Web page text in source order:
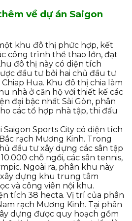
về dự án Saigon
khu đô thị phức hợp, kết
công trình thể thao lớn, đạt
đô thị này có diện tích
đầu tư bởi hai chủ đầu tư
Hua. Khu đô thị chia làm
nhà ở căn hộ với thiết kế các
đại bậc nhất Sài Gòn, phân
các tổ hợp nhà tập, thi đấu
Sports City có diện tích
rạch Mương Kinh. Trong
đầu tư xây dựng các sân tập
chỗ ngồi, các sân tennis,
Ngoài ra, phân khu này
dựng khu trung tâm
và công viên nội khu.
tích 38 hecta. Vị trí của phân
rạch Mương Kinh. Tại phân
dựng được quy hoạch gồm